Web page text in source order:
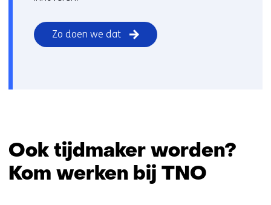
Zo doen we dat
Ook tijdmaker worden?
Kom werken bij TNO